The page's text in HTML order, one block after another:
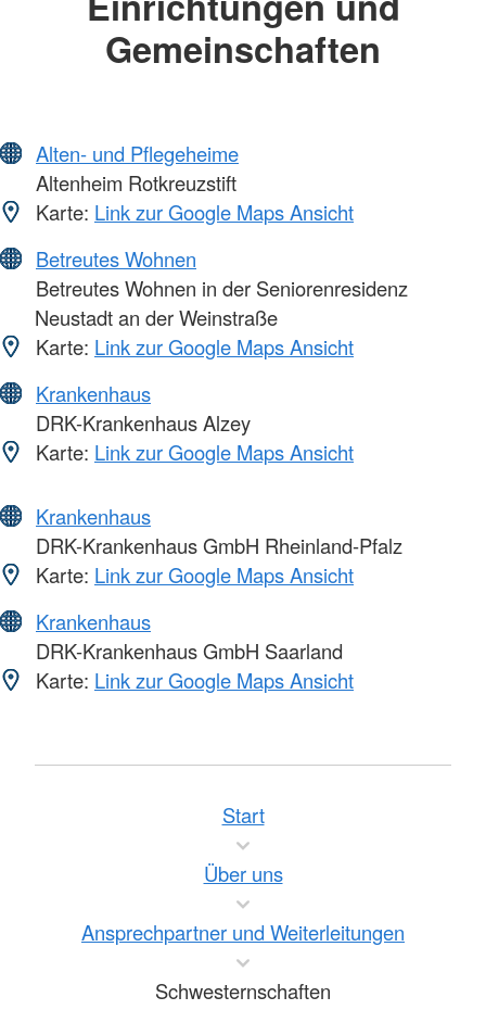
Gemeinschaften
Alten- und Pflegeheime
Altenheim Rotkreuzstift
Karte: Link zur Google Maps Ansicht
Betreutes Wohnen
Betreutes Wohnen in der Seniorenresidenz
Neustadt an der Weinstraße
Karte: Link zur Google Maps Ansicht
Krankenhaus
DRK-Krankenhaus Alzey
Karte: Link zur Google Maps Ansicht
Krankenhaus
DRK-Krankenhaus GmbH Rheinland-Pfalz
Karte: Link zur Google Maps Ansicht
Krankenhaus
DRK-Krankenhaus GmbH Saarland
Karte: Link zur Google Maps Ansicht
Start
Über uns
Ansprechpartner und Weiterleitungen
Schwesternschaften